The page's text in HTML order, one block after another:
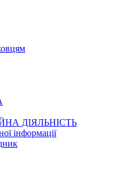
ДІЯЛЬНІСТЬ
інформації